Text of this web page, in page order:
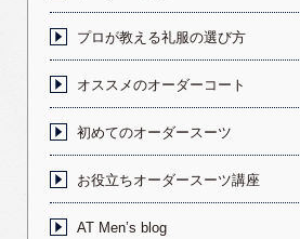
プロが教える礼服の選び方
オススメのオーダーコート
初めてのオーダースーツ
お役立ちオーダースーツ講座
AT Men’s blog